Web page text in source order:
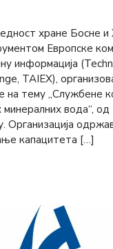
хране Босне и
Европске
информација
TAIEX),
на тему „Службене
вода“,
Организација
капацитета […]